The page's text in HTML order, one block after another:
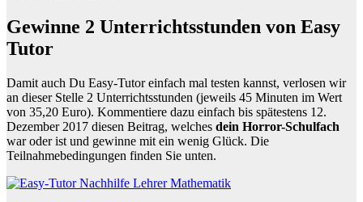
Gewinne 2 Unterrichtsstunden von Easy
Tutor
Damit auch Du Easy-Tutor einfach mal testen kannst, verlosen wir
an dieser Stelle 2 Unterrichtsstunden (jeweils 45 Minuten im Wert
von 35,20 Euro). Kommentiere dazu einfach bis spätestens 12.
Dezember 2017 diesen Beitrag, welches dein Horror-Schulfach
war oder ist und gewinne mit ein wenig Glück. Die
Teilnahmebedingungen finden Sie unten.